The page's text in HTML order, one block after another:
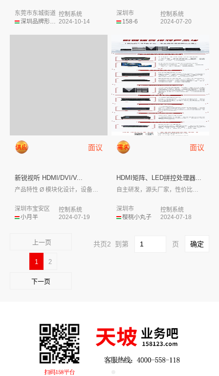
深圳品牌形象设计
东莞市东城街道 控制系统
2024-10-14
158-6
深圳市
控制系统
2024-07-20
面议
新锐视听 HDMI/DVI/V...
产品特性 Ø 模块化设计，设备采用一卡...
小月半
深圳市宝安区
控制系统
2024-07-19
面议
HDMI矩阵、LED拼控处理器...
自主研发，源头厂家，性价比高，技术一对一...
樱桃小丸子
深圳市
控制系统
2024-07-18
上一页
1 2
下一页
共页2 到第 页